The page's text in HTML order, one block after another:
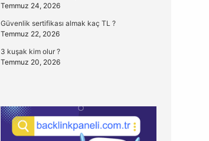
Temmuz 24, 2026
Güvenlik sertifikası almak kaç TL ?
Temmuz 22, 2026
3 kuşak kim olur ?
Temmuz 20, 2026